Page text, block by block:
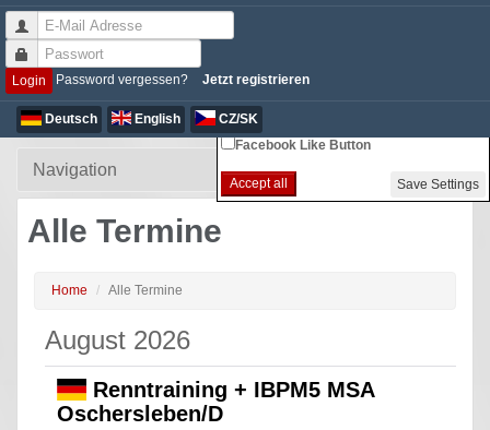
Login Password vergessen? Jetzt registrieren
Deutsch English CZ/SK
Alle Termine
Home Alle Termine
August 2026
Renntraining + IBPM5 MSA
Oschersleben/D
Non-essential Cookie Settings
Google Analytics
Facebook Like Button
Accept all Save Settings